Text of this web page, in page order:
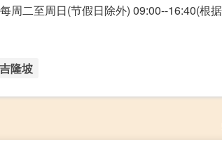
周二至周日(节假日除外) 09:00--16:40(根
吉隆坡